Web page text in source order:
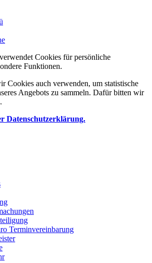
Cookies für persönliche
Funktionen.
Cookies auch verwenden, um statistische
Angebots zu sammeln. Dafür bitten wir
Datenschutzerklärung.
Terminvereinbarung